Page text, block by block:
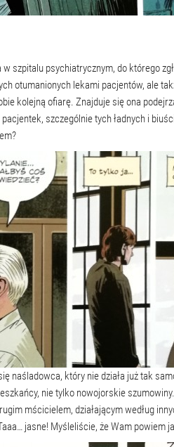
szpitalu psychiatrycznym, do którego
otumanionych lekami pacjentów, ale
kolejną ofiarę. Znajduje się ona
szczególnie tych ładnych i
naśladowca, który nie działa już tak
nie tylko nowojorskie
mścicielem, działającym według
jasne! Myśleliście, że Wam powiem